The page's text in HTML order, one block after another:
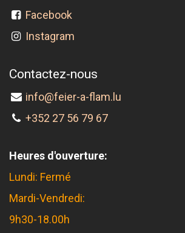
Facebook
Instagram
Contactez-nous
info@feier-a-flam.lu
+352 27 56 79 67
Heures d'ouverture:
Lundi: Fermé
Mardi-Vendredi:
9h30-18.00h